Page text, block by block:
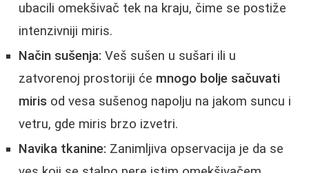
ubacili omekšivač tek na kraju, čime se postiže
intenzivniji miris.
Način sušenja: Veš sušen u sušari ili u
zatvorenoj prostoriji će mnogo bolje sačuvati
miris od vesa sušenog napolju na jakom suncu i
vetru, gde miris brzo izvetri.
Navika tkanine: Zanimljiva opservacija je da se